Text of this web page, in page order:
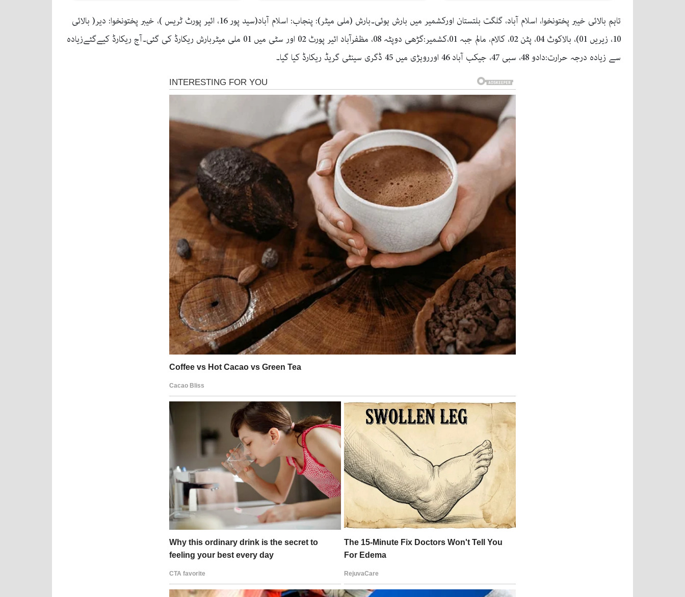
تاہم بالائی خیبر پختونخوا، اسلام آباد، گلگت بلتستان اورکشمیر میں بارش ہوئی۔بارش (ملی میٹر): پنجاب: اسلام آباد(سید پور 16، ائیر پورٹ ٹریس )، خیبر پختونخوا: دیر( بالائی
10، زیریں 01)، بالاکوٹ 04، پٹن 02، کالام، مالم جبہ 01،کشمیر:گڑھی دوپٹہ 08، مظفرآباد ائیر پورٹ 02 اور سٹی میں 01 ملی میٹربارش ریکارڈ کی گئی۔آج ریکارڈ کیےگئےزیادہ
سے زیادہ درجہ حرارت:دادو 48، سبی 47، جیکب آباد 46 اورروہڑی میں 45 ڈگری سینٹی گریڈ ریکارڈ کیا گیا۔